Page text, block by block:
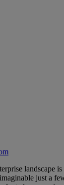
landscape
just a